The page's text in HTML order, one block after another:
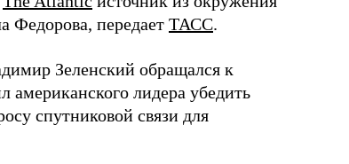
Федорова, передает ТАСС.
Зеленский обращался к
лидера убедить
спутниковой связи для